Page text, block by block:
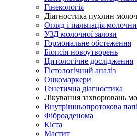
Гінекологія
Діагностика пухлин
Огляд і пальпація
УЗД молочної залози
Гормональне обстеження
Біопсія новоутворень
Цитологічне дослідження
Гістологічний аналіз
Онкомаркери
Генетична діагностика
Лікування захворювань
Внутрішньопротокова
Фіброаденома
Кіста
Мастит